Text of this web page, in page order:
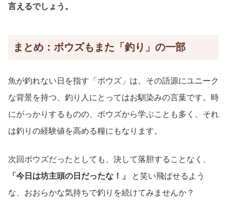
言えるでしょう。
まとめ：ボウズもまた「釣り」の一部
魚が釣れない日を指す「ボウズ」は、その語源にユニーク
な背景を持つ、釣り人にとってはお馴染みの言葉です。時
にがっかりするものの、ボウズから学ぶことも多く、それ
は釣りの経験値を高める糧にもなります。
次回ボウズだったとしても、決して落胆することなく、
「今日は坊主頭の日だったな！」
と笑い飛ばせるよう
な、おおらかな気持ちで釣りを続けてみませんか？